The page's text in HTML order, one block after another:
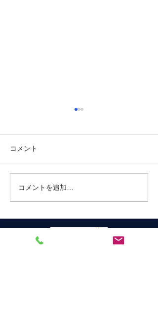
当クラブのホームページで、
令和５年の１月月間予定を公
開いたしましたのでお知らせ
いたします。なお、今月は第
例会は恒例の新年家族会を夜
間例会として執り行います。
家族会とは呼んでおります
コメント
コメントを追加…